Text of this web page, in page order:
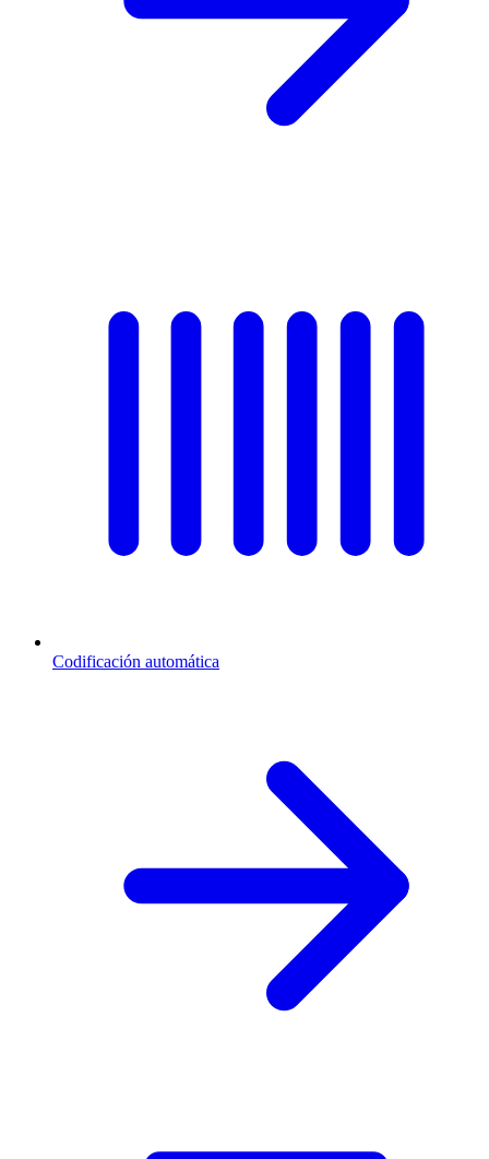
Codificación automática